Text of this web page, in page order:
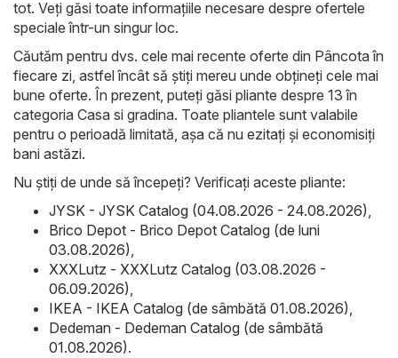
tot. Veți găsi toate informațiile necesare despre ofertele
speciale într-un singur loc.
Căutăm pentru dvs. cele mai recente oferte din Pâncota în
fiecare zi, astfel încât să știți mereu unde obțineți cele mai
bune oferte. În prezent, puteți găsi pliante despre 13 în
categoria Casa si gradina. Toate pliantele sunt valabile
pentru o perioadă limitată, așa că nu ezitați și economisiți
bani astăzi.
Nu știți de unde să începeți? Verificați aceste pliante:
JYSK - JYSK Catalog (04.08.2026 - 24.08.2026),
Brico Depot - Brico Depot Catalog (de luni
03.08.2026),
XXXLutz - XXXLutz Catalog (03.08.2026 -
06.09.2026),
IKEA - IKEA Catalog (de sâmbătă 01.08.2026),
Dedeman - Dedeman Catalog (de sâmbătă
01.08.2026).